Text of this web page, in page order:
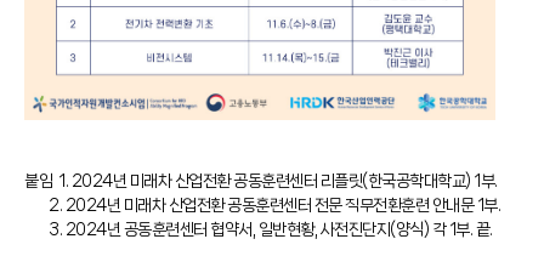
붙임 1. 2024년 미래차 산업전환 공동훈련센터 리플릿(한국공학대학교) 1부.
2. 2024년 미래차 산업전환 공동훈련센터 전문 직무전환훈련 안내문 1부.
3. 2024년 공동훈련센터 협약서, 일반현황, 사전진단지(양식) 각 1부. 끝.